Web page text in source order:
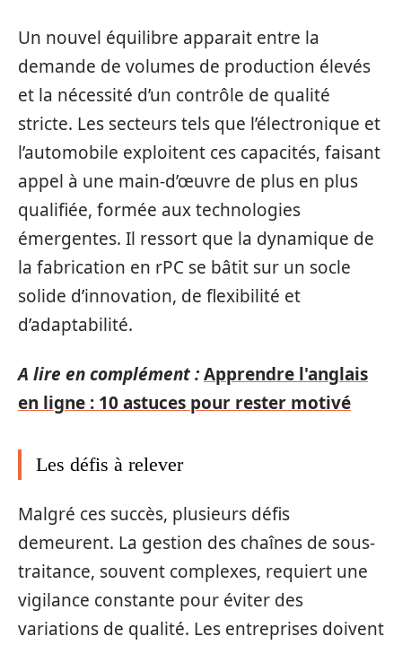
Un nouvel équilibre apparait entre la
demande de volumes de production élevés
et la nécessité d’un contrôle de qualité
stricte. Les secteurs tels que l’électronique et
l’automobile exploitent ces capacités, faisant
appel à une main-d’œuvre de plus en plus
qualifiée, formée aux technologies
émergentes. Il ressort que la dynamique de
la fabrication en rPC se bâtit sur un socle
solide d’innovation, de flexibilité et
d’adaptabilité.
A lire en complément :Apprendre l'anglais
en ligne : 10 astuces pour rester motivé
Les défis à relever
Malgré ces succès, plusieurs défis
demeurent. La gestion des chaînes de sous-
traitance, souvent complexes, requiert une
vigilance constante pour éviter des
variations de qualité. Les entreprises doivent